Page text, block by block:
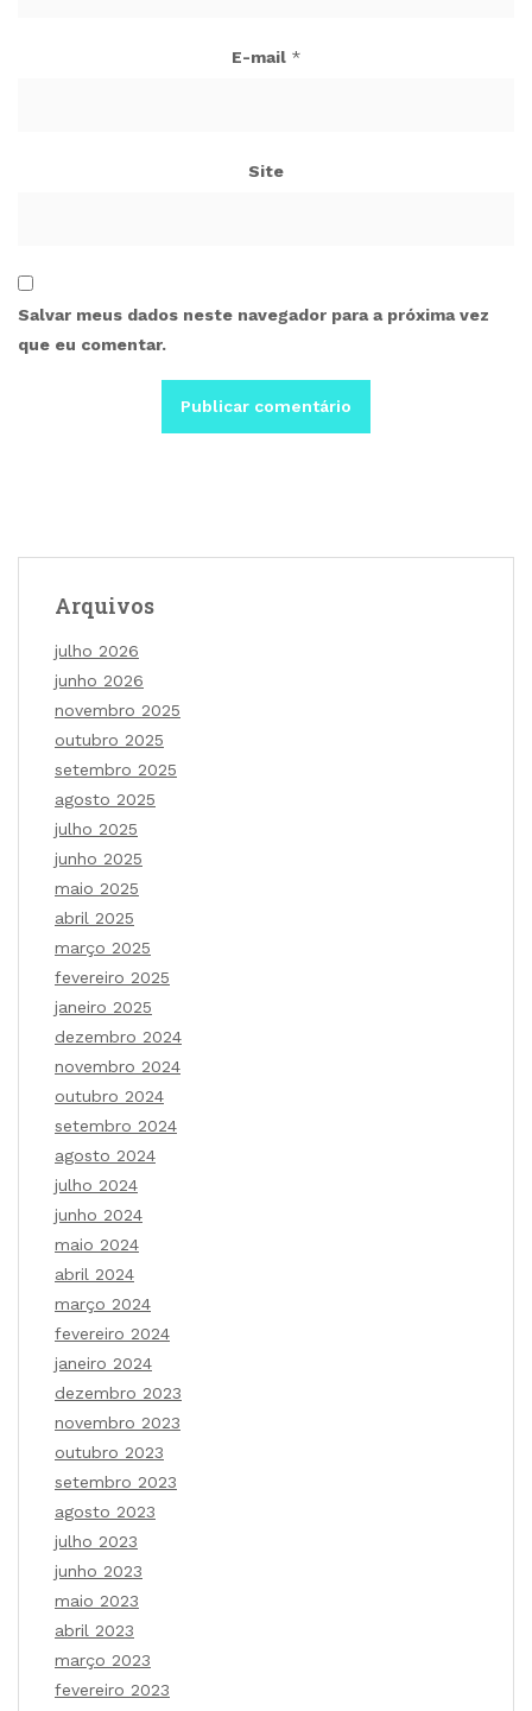
E-mail *
Site
Salvar meus dados neste navegador para a próxima vez
que eu comentar.
Arquivos
julho 2026
junho 2026
novembro 2025
outubro 2025
setembro 2025
agosto 2025
julho 2025
junho 2025
maio 2025
abril 2025
março 2025
fevereiro 2025
janeiro 2025
dezembro 2024
novembro 2024
outubro 2024
setembro 2024
agosto 2024
julho 2024
junho 2024
maio 2024
abril 2024
março 2024
fevereiro 2024
janeiro 2024
dezembro 2023
novembro 2023
outubro 2023
setembro 2023
agosto 2023
julho 2023
junho 2023
maio 2023
abril 2023
março 2023
fevereiro 2023